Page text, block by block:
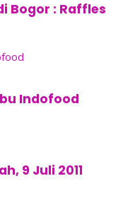
Bogor : Raffles
Indofood
9 Juli 2011